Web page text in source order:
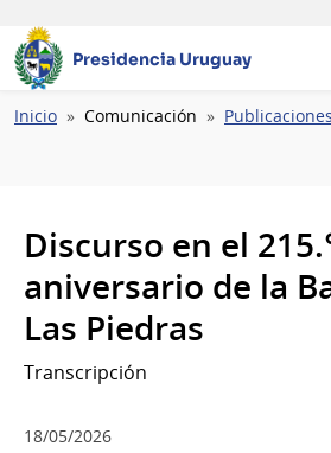
Presidencia Uruguay
Ruta
Inicio Comunicación Publicaciones
Discurso en el
aniversario de la
Las Piedras
Transcripción
18/05/2026